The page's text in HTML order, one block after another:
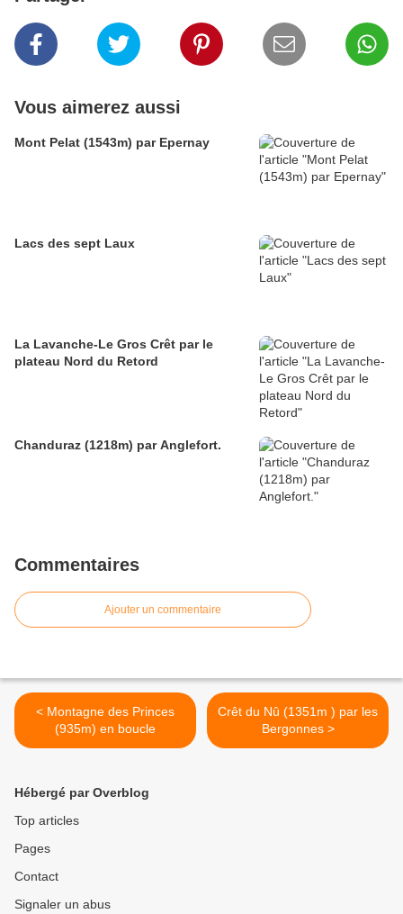
Vous aimerez aussi
Mont Pelat (1543m) par Epernay
Lacs des sept Laux
La Lavanche-Le Gros Crêt par le
plateau Nord du Retord
Chanduraz (1218m) par Anglefort.
Commentaires
Ajouter un commentaire
< Montagne des Princes
(935m) en boucle
Crêt du Nû (1351m ) par les
Bergonnes >
Hébergé par Overblog
Top articles
Pages
Contact
Signaler un abus